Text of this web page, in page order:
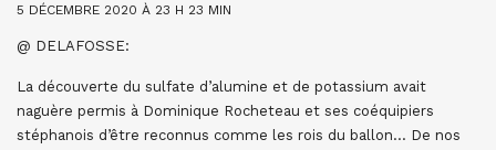
5 DÉCEMBRE 2020 À 23 H 23 MIN
@ DELAFOSSE:
La découverte du sulfate d’alumine et de potassium avait
naguère permis à Dominique Rocheteau et ses coéquipiers
stéphanois d’être reconnus comme les rois du ballon… De nos